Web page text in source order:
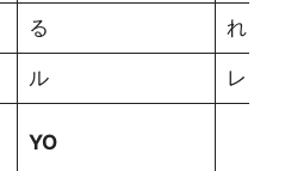
る れ
ル レ
YO